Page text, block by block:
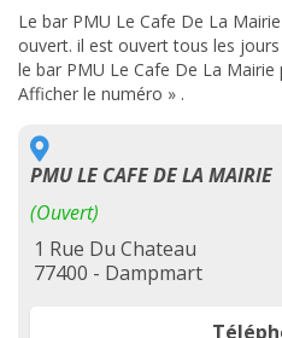
Le bar PMU Le Cafe De La
ouvert. il est ouvert tous les
le bar PMU Le Cafe De La
Afficher le numéro » .
PMU LE CAFE DE LA MAIRIE
(Ouvert)
1 Rue Du Chateau
77400 - Dampmart